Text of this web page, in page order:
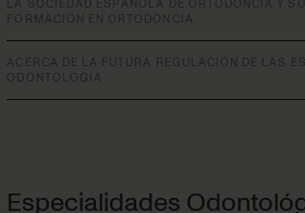
LA SOCIEDAD ESPAÑOLA DE ORTODONCIA Y
FORMACIÓN EN ORTODONCIA.
ACERCA DE LA FUTURA REGULACIÓN DE LAS
ODONTOLOGÍA
Especialidades